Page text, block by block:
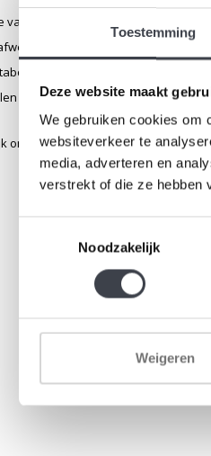
Toestemming
Deze website maakt
We gebruiken cookies om
websiteverkeer te
media, adverteren en
verstrekt of die ze hebben
Noodzakelijk
Weigeren
Kosta Boda, gemaakt van
Ontworpen door
karaf is ± 27cm. De karaf heeft
(wijn)glazen.
om op deze karaf een tekst of uw